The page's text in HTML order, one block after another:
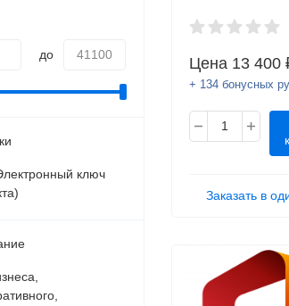
00020 OVL ESD
Цена 13 400
+ 134 бонусных
Заказать в
до
ключ